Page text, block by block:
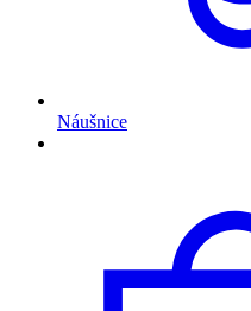
Náušnice